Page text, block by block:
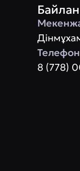
Телефон
8 (778)